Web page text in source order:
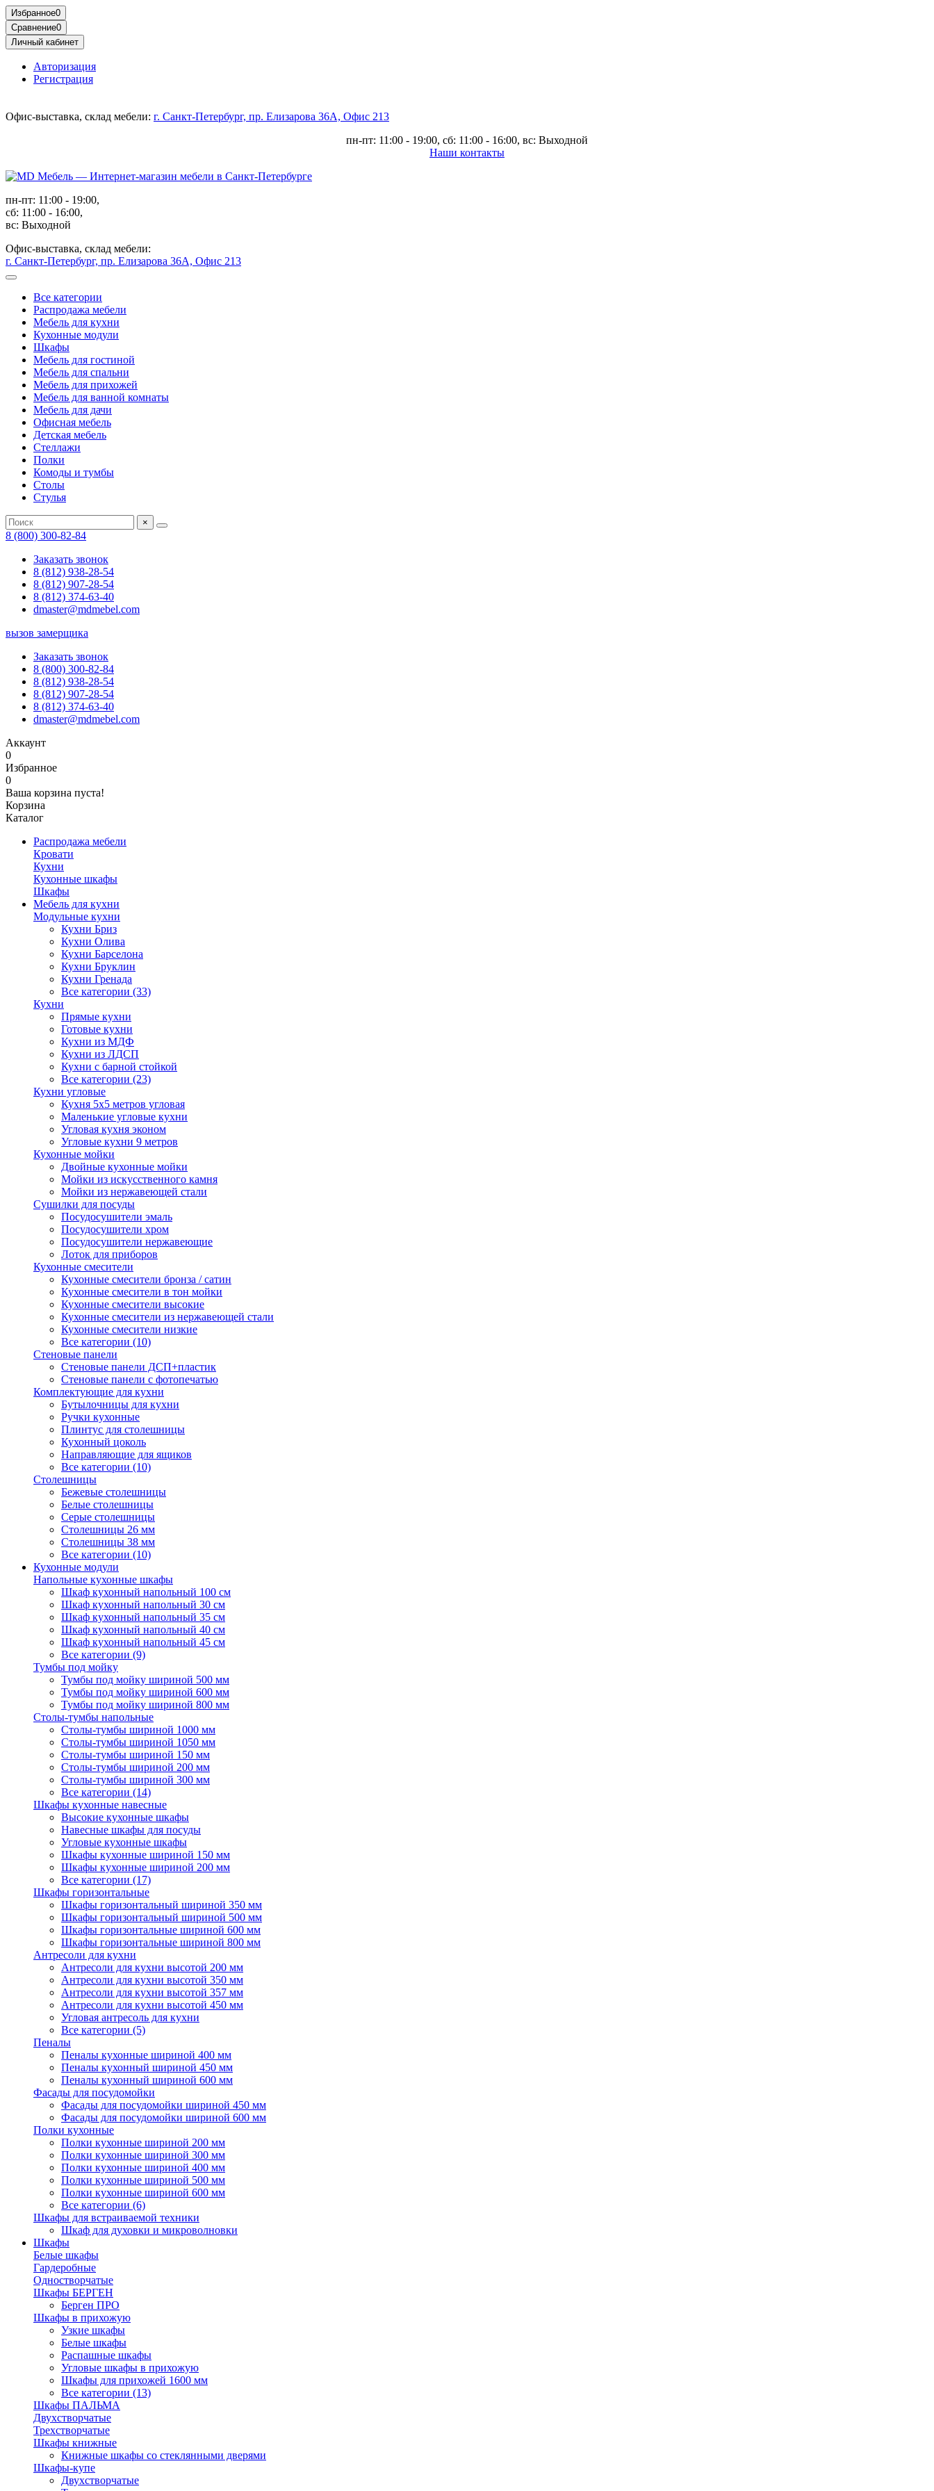
Избранное0
Сравнение0
Личный кабинет
Авторизация
Регистрация
Офис-выставка, склад мебели: г. Санкт-Петербург, пр. Елизарова 36А, Офис 213
пн-пт: 11:00 - 19:00, сб: 11:00 - 16:00, вс: Выходной
Наши контакты
пн-пт: 11:00 - 19:00,
сб: 11:00 - 16:00,
вс: Выходной
Офис-выставка, склад мебели:
г. Санкт-Петербург, пр. Елизарова 36А, Офис 213
Все категории
Распродажа мебели
Мебель для кухни
Кухонные модули
Шкафы
Мебель для гостиной
Мебель для спальни
Мебель для прихожей
Мебель для ванной комнаты
Мебель для дачи
Офисная мебель
Детская мебель
Стеллажи
Полки
Комоды и тумбы
Столы
Стулья
×
8 (800) 300-82-84
Заказать звонок
8 (812) 938-28-54
8 (812) 907-28-54
8 (812) 374-63-40
dmaster@mdmebel.com
вызов замерщика
Заказать звонок
8 (800) 300-82-84
8 (812) 938-28-54
8 (812) 907-28-54
8 (812) 374-63-40
dmaster@mdmebel.com
Аккаунт
0
Избранное
0
Ваша корзина пуста!
Корзина
Каталог
Распродажа мебели
Кровати
Кухни
Кухонные шкафы
Шкафы
Мебель для кухни
Модульные кухни
Кухни Бриз
Кухни Олива
Кухни Барселона
Кухни Бруклин
Кухни Гренада
Все категории (33)
Кухни
Прямые кухни
Готовые кухни
Кухни из МДФ
Кухни из ЛДСП
Кухни с барной стойкой
Все категории (23)
Кухни угловые
Кухня 5х5 метров угловая
Маленькие угловые кухни
Угловая кухня эконом
Угловые кухни 9 метров
Кухонные мойки
Двойные кухонные мойки
Мойки из искусственного камня
Мойки из нержавеющей стали
Сушилки для посуды
Посудосушители эмаль
Посудосушители хром
Посудосушители нержавеющие
Лоток для приборов
Кухонные смесители
Кухонные смесители бронза / сатин
Кухонные смесители в тон мойки
Кухонные смесители высокие
Кухонные смесители из нержавеющей стали
Кухонные смесители низкие
Все категории (10)
Стеновые панели
Стеновые панели ДСП+пластик
Стеновые панели с фотопечатью
Комплектующие для кухни
Бутылочницы для кухни
Ручки кухонные
Плинтус для столешницы
Кухонный цоколь
Направляющие для ящиков
Все категории (10)
Столешницы
Бежевые столешницы
Белые столешницы
Серые столешницы
Столешницы 26 мм
Столешницы 38 мм
Все категории (10)
Кухонные модули
Напольные кухонные шкафы
Шкаф кухонный напольный 100 см
Шкаф кухонный напольный 30 см
Шкаф кухонный напольный 35 см
Шкаф кухонный напольный 40 см
Шкаф кухонный напольный 45 см
Все категории (9)
Тумбы под мойку
Тумбы под мойку шириной 500 мм
Тумбы под мойку шириной 600 мм
Тумбы под мойку шириной 800 мм
Столы-тумбы напольные
Столы-тумбы шириной 1000 мм
Столы-тумбы шириной 1050 мм
Столы-тумбы шириной 150 мм
Столы-тумбы шириной 200 мм
Столы-тумбы шириной 300 мм
Все категории (14)
Шкафы кухонные навесные
Высокие кухонные шкафы
Навесные шкафы для посуды
Угловые кухонные шкафы
Шкафы кухонные шириной 150 мм
Шкафы кухонные шириной 200 мм
Все категории (17)
Шкафы горизонтальные
Шкафы горизонтальный шириной 350 мм
Шкафы горизонтальный шириной 500 мм
Шкафы горизонтальные шириной 600 мм
Шкафы горизонтальные шириной 800 мм
Антресоли для кухни
Антресоли для кухни высотой 200 мм
Антресоли для кухни высотой 350 мм
Антресоли для кухни высотой 357 мм
Антресоли для кухни высотой 450 мм
Угловая антресоль для кухни
Все категории (5)
Пеналы
Пеналы кухонные шириной 400 мм
Пеналы кухонный шириной 450 мм
Пеналы кухонный шириной 600 мм
Фасады для посудомойки
Фасады для посудомойки шириной 450 мм
Фасады для посудомойки шириной 600 мм
Полки кухонные
Полки кухонные шириной 200 мм
Полки кухонные шириной 300 мм
Полки кухонные шириной 400 мм
Полки кухонные шириной 500 мм
Полки кухонные шириной 600 мм
Все категории (6)
Шкафы для встраиваемой техники
Шкаф для духовки и микроволновки
Шкафы
Белые шкафы
Гардеробные
Одностворчатые
Шкафы БЕРГЕН
Берген ПРО
Шкафы в прихожую
Узкие шкафы
Белые шкафы
Распашные шкафы
Угловые шкафы в прихожую
Шкафы для прихожей 1600 мм
Все категории (13)
Шкафы ПАЛЬМА
Двухстворчатые
Трехстворчатые
Шкафы книжные
Книжные шкафы со стеклянными дверями
Шкафы-купе
Двухстворчатые